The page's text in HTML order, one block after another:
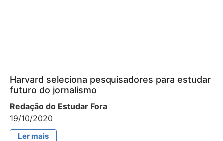
Harvard seleciona pesquisadores para estudar
futuro do jornalismo
Redação do Estudar Fora
19/10/2020
Ler mais